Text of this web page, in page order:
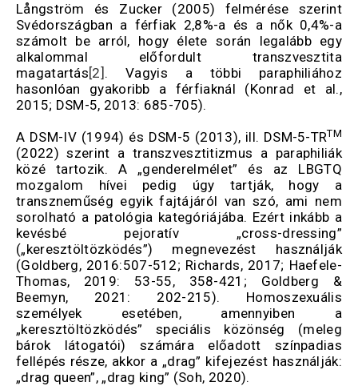
Långström és Zucker (2005) felmérése szerint
Svédországban a férfiak 2,8%-a és a nők 0,4%-a
számolt be arról, hogy élete során legalább egy
alkalommal előfordult transzvesztita
magatartás [2] . Vagyis a többi paraphiliához
hasonlóan gyakoribb a férfiaknál (Konrad et al.,
2015; DSM-5, 2013: 685-705).
A DSM-IV (1994) és DSM-5 (2013), ill. DSM-5-TRTM
(2022) szerint a transzvesztitizmus a paraphiliák
közé tartozik. A „genderelmélet” és az LBGTQ
mozgalom hívei pedig úgy tartják, hogy a
transzneműség egyik fajtájáról van szó, ami nem
sorolható a patológia kategóriájába. Ezért inkább a
kevésbé pejoratív „cross-dressing”
(„keresztöltözködés”) megnevezést használják
(Goldberg, 2016:507-512; Richards, 2017; Haefele-
Thomas, 2019: 53-55, 358-421; Goldberg &
Beemyn, 2021: 202-215). Homoszexuális
személyek esetében, amennyiben a
„keresztöltözködés” speciális közönség (meleg
bárok látogatói) számára előadott színpadias
fellépés része, akkor a „drag” kifejezést használják:
„drag queen”, „drag king” (Soh, 2020).